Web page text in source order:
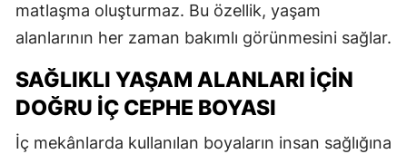
matlaşma oluşturmaz. Bu özellik, yaşam
alanlarının her zaman bakımlı görünmesini sağlar.
SAĞLIKLI YAŞAM ALANLARI İÇIN
DOĞRU İÇ CEPHE BOYASI
İç mekânlarda kullanılan boyaların insan sağlığına